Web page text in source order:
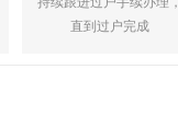
直到过户完成